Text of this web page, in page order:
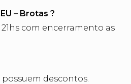
– Brotas ?
com encerramento as
descontos.